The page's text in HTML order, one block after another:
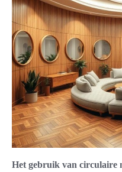
Het gebruik van circulaire